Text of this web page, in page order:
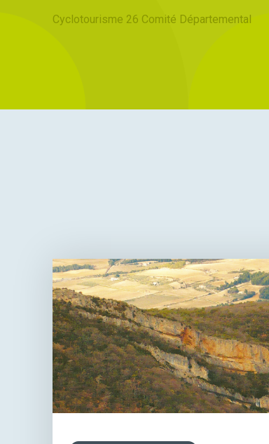
Cyclotourisme 26 Comité Départemental